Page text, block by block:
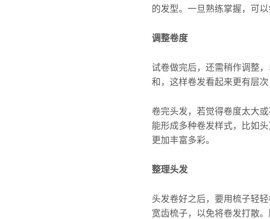
的发型。一旦熟练掌握，可
调整卷度
试卷做完后，还需稍作调整
和，这样卷发看起来更有层
卷完头发，若觉得卷度太大
能形成多种卷发样式，比如
更加丰富多彩。
整理头发
头发卷好之后，要用梳子轻
宽齿梳子，以免将卷发打散